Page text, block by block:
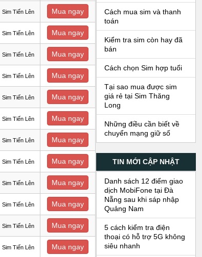
Sim Tiến Lên Mua ngay
Sim Tiến Lên Mua ngay
Sim Tiến Lên Mua ngay
Sim Tiến Lên Mua ngay
Sim Tiến Lên Mua ngay
Sim Tiến Lên Mua ngay
Sim Tiến Lên Mua ngay
Sim Tiến Lên Mua ngay
Sim Tiến Lên Mua ngay
Sim Tiến Lên Mua ngay
Sim Tiến Lên Mua ngay
Sim Tiến Lên Mua ngay
Cách mua sim và thanh
toán
Kiểm tra sim còn hay đã
bán
Cách chọn Sim hợp tuổi
Tại sao mua được sim
giá rẻ tại Sim Thăng
Long
Những điều cần biết về
chuyển mạng giữ số
TIN MỚI CẬP NHẬT
Danh sách 12 điểm giao
dịch MobiFone tại Đà
Nẵng sau khi sáp nhập
Quảng Nam
5 cách kiểm tra điện
thoại có hỗ trợ 5G không
siêu nhanh